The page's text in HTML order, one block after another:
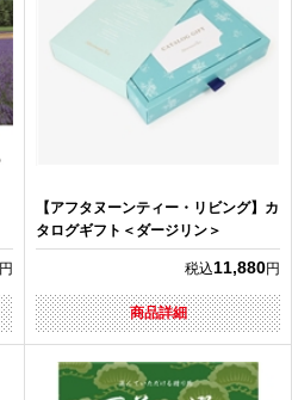
円
【アフタヌーンティー・リビング】カ
タログギフト＜ダージリン＞
税込11,880円
商品詳細